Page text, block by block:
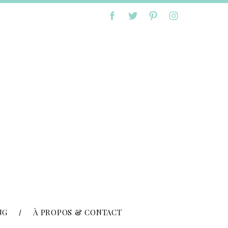
À PROPOS & CONTACT